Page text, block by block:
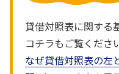
貸借対照表に関する
コチラもご覧くださ
なぜ貸借対照表の左